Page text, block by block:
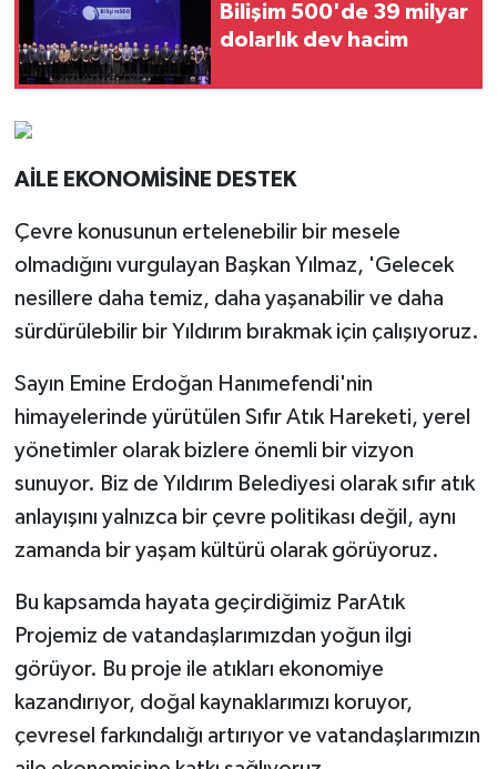
Bilişim 500'de 39 milyar
dolarlık dev hacim
AİLE EKONOMİSİNE DESTEK
Çevre konusunun ertelenebilir bir mesele
olmadığını vurgulayan Başkan Yılmaz, 'Gelecek
nesillere daha temiz, daha yaşanabilir ve daha
sürdürülebilir bir Yıldırım bırakmak için çalışıyoruz.
Sayın Emine Erdoğan Hanımefendi'nin
himayelerinde yürütülen Sıfır Atık Hareketi, yerel
yönetimler olarak bizlere önemli bir vizyon
sunuyor. Biz de Yıldırım Belediyesi olarak sıfır atık
anlayışını yalnızca bir çevre politikası değil, aynı
zamanda bir yaşam kültürü olarak görüyoruz.
Bu kapsamda hayata geçirdiğimiz ParAtık
Projemiz de vatandaşlarımızdan yoğun ilgi
görüyor. Bu proje ile atıkları ekonomiye
kazandırıyor, doğal kaynaklarımızı koruyor,
çevresel farkındalığı artırıyor ve vatandaşlarımızın